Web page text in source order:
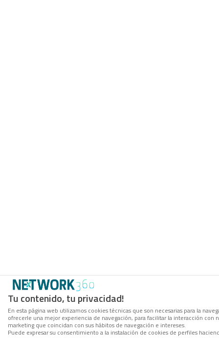
Tu contenido, tu privacidad!
En esta página web utilizamos cookies técnicas que son necesarias para la
ofrecerle una mejor experiencia de navegación, para facilitar la interacción
marketing que coincidan con sus hábitos de navegación e intereses.
Puede expresar su consentimiento a la instalación de cookies de perfiles